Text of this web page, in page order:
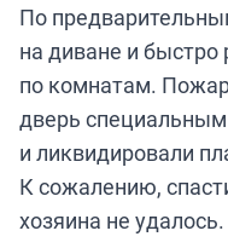
По
на диване и быстро
по комнатам.
дверь
и ликвидировали
К сожалению,
хозяина не удалось.